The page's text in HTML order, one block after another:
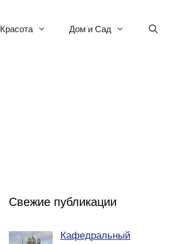
Красота Дом и Сад
Свежие публикации
Кафедральный